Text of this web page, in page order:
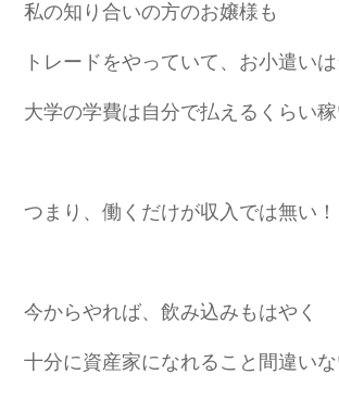
私の知り合いの方のお嬢様も
トレードをやっていて、お小遣いは
大学の学費は自分で払えるくらい
つまり、働くだけが収入では無い！
今からやれば、飲み込みもはやく
十分に資産家になれること 間違い